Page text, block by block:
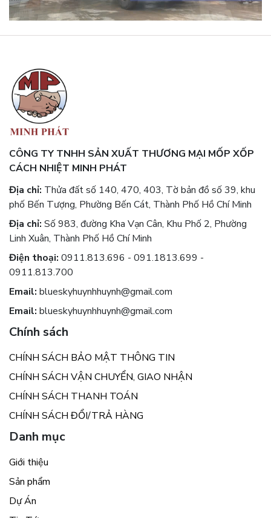
CÔNG TY TNHH SẢN XUẤT THƯƠNG MẠI MỐP XỐP
CÁCH NHIỆT MINH PHÁT
Địa chỉ: Thửa đất số 140, 470, 403, Tờ bản đồ số 39, khu
phố Bến Tượng, Phường Bến Cát, Thành Phố Hồ Chí Minh
Địa chỉ: Số 983, đường Kha Vạn Cân, Khu Phố 2, Phường
Linh Xuân, Thành Phố Hồ Chí Minh
Điện thoại: 0911.813.696 - 091.1813.699 -
0911.813.700
Email: blueskyhuynhhuynh@gmail.com
Email: blueskyhuynhhuynh@gmail.com
Chính sách
CHÍNH SÁCH BẢO MẬT THÔNG TIN
CHÍNH SÁCH VẬN CHUYỂN, GIAO NHẬN
CHÍNH SÁCH THANH TOÁN
CHÍNH SÁCH ĐỔI/TRẢ HÀNG
Danh mục
Giới thiệu
Sản phẩm
Dự Án